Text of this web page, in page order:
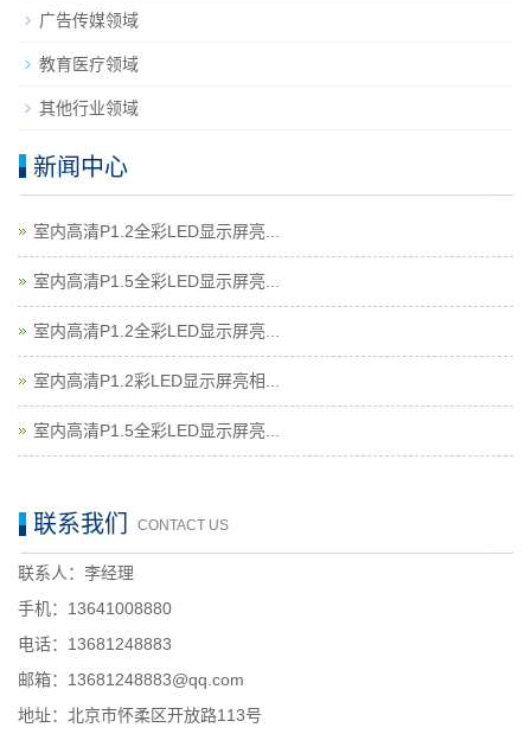
广告传媒领域
教育医疗领域
其他行业领域
新闻中心
室内高清P1.2全彩LED显示屏亮...
室内高清P1.5全彩LED显示屏亮...
室内高清P1.2全彩LED显示屏亮...
室内高清P1.2彩LED显示屏亮相...
室内高清P1.5全彩LED显示屏亮...
联系我们 CONTACT US
联系人：李经理
手机：13641008880
电话：13681248883
邮箱：13681248883@qq.com
地址：北京市怀柔区开放路113号